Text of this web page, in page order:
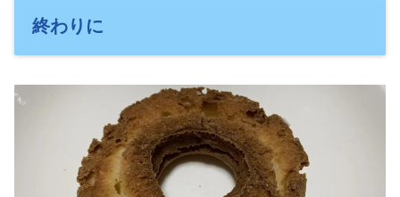
終わりに